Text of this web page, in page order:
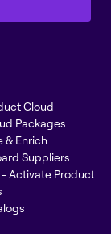
Cloud
Packages
& Enrich
Suppliers
Activate Product